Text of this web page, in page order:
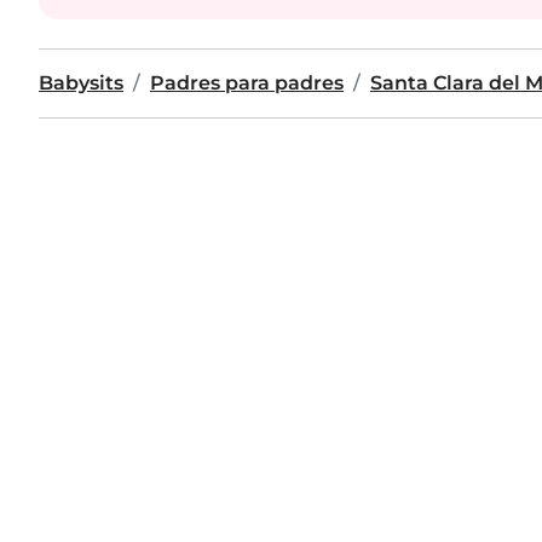
Babysits Padres para padres Santa Clara del